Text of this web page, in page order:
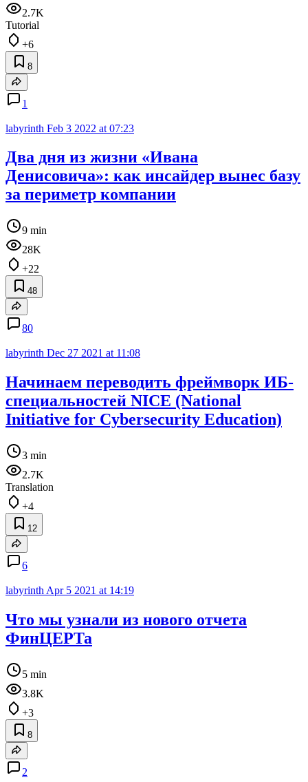
2.7K
Tutorial
+6
8
1
labyrinth Feb 3 2022 at 07:23
Два дня из жизни «Ивана
Денисовича»: как инсайдер вынес базу
за периметр компании
9 min
28K
+22
48
80
labyrinth Dec 27 2021 at 11:08
Начинаем переводить фреймворк ИБ-
специальностей NICE (National
Initiative for Cybersecurity Education)
3 min
2.7K
Translation
+4
12
6
labyrinth Apr 5 2021 at 14:19
Что мы узнали из нового отчета
ФинЦЕРТа
5 min
3.8K
+3
8
2